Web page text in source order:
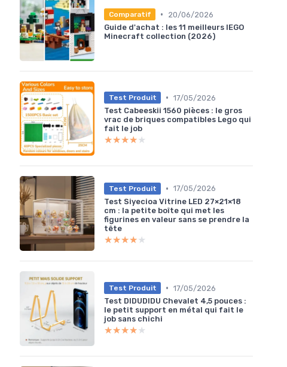
Comparatif •
20/06/2026
Guide d'achat : les 11 meilleurs lEGO
Minecraft collection (2026)
Test Produit • 17/05/2026
Test Cabeeskii 1560 pièces : le gros
vrac de briques compatibles Lego qui
fait le job
★★★★★
★★★★★
Test Produit • 17/05/2026
Test Siyecioa Vitrine LED 27×21×18
cm : la petite boîte qui met les
figurines en valeur sans se prendre la
tête
★★★★★
★★★★★
Test Produit • 17/05/2026
Test DIDUDIDU Chevalet 4,5 pouces :
le petit support en métal qui fait le
job sans chichi
★★★★★
★★★★★